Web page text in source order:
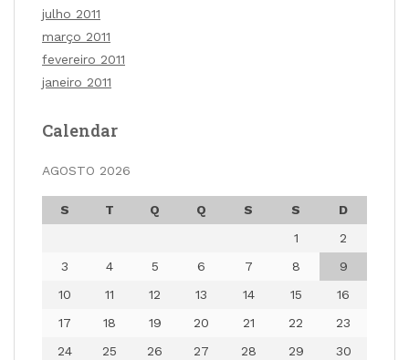
julho 2011
março 2011
fevereiro 2011
janeiro 2011
Calendar
AGOSTO 2026
S T Q Q S S
D
1
2
3
4 5 6 7 8
9
10
11 12 13 14 15
16
17
18 19 20 21 22
23
24
25 26 27 28 29
30